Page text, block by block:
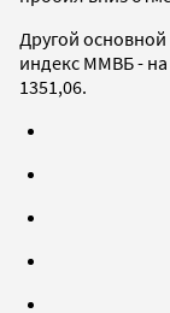
Другой
индекс ММВБ - на
1351,06.